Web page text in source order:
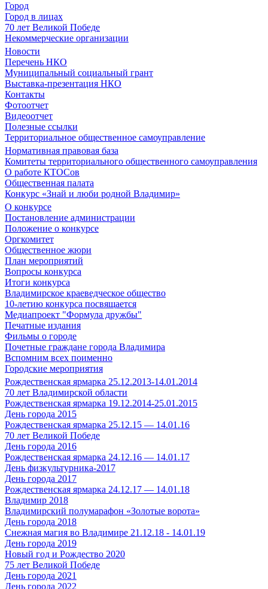
Город
Город в лицах
70 лет Великой Победе
Некоммерческие организации
Новости
Перечень НКО
Муниципальный социальный грант
Выставка-презентация НКО
Контакты
Фотоотчет
Видеоотчет
Полезные ссылки
Территориальное общественное самоуправление
Нормативная правовая база
Комитеты территориального общественного самоуправления
О работе КТОСов
Общественная палата
Конкурс «Знай и люби родной Владимир»
О конкурсе
Постановление администрации
Положение о конкурсе
Оргкомитет
Общественное жюри
План мероприятий
Вопросы конкурса
Итоги конкурса
Владимирское краеведческое общество
10-летию конкурса посвящается
Медиапроект "Формула дружбы"
Печатные издания
Фильмы о городе
Почетные граждане города Владимира
Вспомним всех поименно
Городские мероприятия
Рождественская ярмарка 25.12.2013-14.01.2014
70 лет Владимирской области
Рождественская ярмарка 19.12.2014-25.01.2015
День города 2015
Рождественская ярмарка 25.12.15 — 14.01.16
70 лет Великой Победе
День города 2016
Рождественская ярмарка 24.12.16 — 14.01.17
День физкультурника-2017
День города 2017
Рождественская ярмарка 24.12.17 — 14.01.18
Владимир 2018
Владимирский полумарафон «Золотые ворота»
День города 2018
Снежная магия во Владимире 21.12.18 - 14.01.19
День города 2019
Новый год и Рождество 2020
75 лет Великой Победе
День города 2021
День города 2022